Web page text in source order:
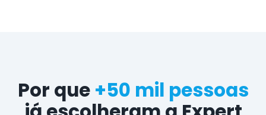
Por que +50 mil pessoas